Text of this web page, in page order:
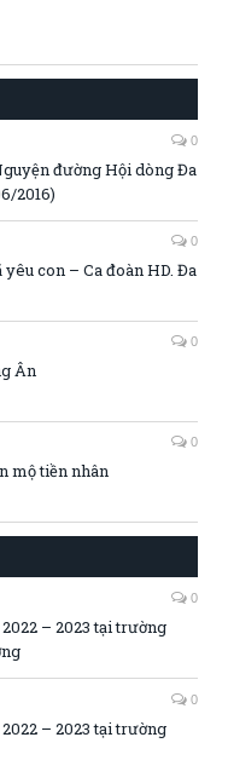
0
đường Hội dòng Đa
2016)
0
con – Ca đoàn HD. Đa
0
Ân
0
mộ tiền nhân
0
– 2023 tại trường
0
– 2023 tại trường